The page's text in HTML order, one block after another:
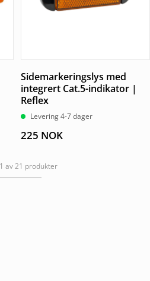
Sidemarkeringslys med
integrert Cat.5-indikator |
Reflex
Levering 4-7 dager
225 NOK
av 21 produkter